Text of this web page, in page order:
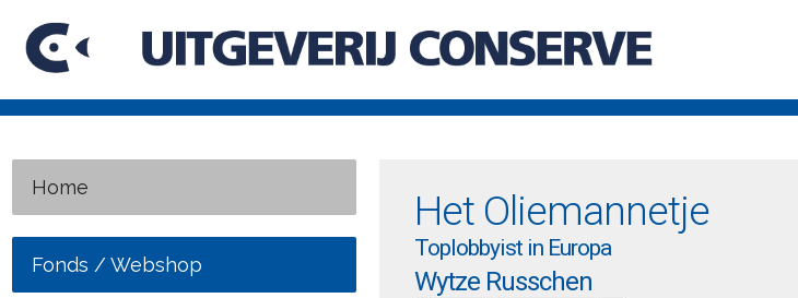
Home
Fonds / Webshop
Het Oliemannetje
Toplobbyist in Europa
Wytze Russchen